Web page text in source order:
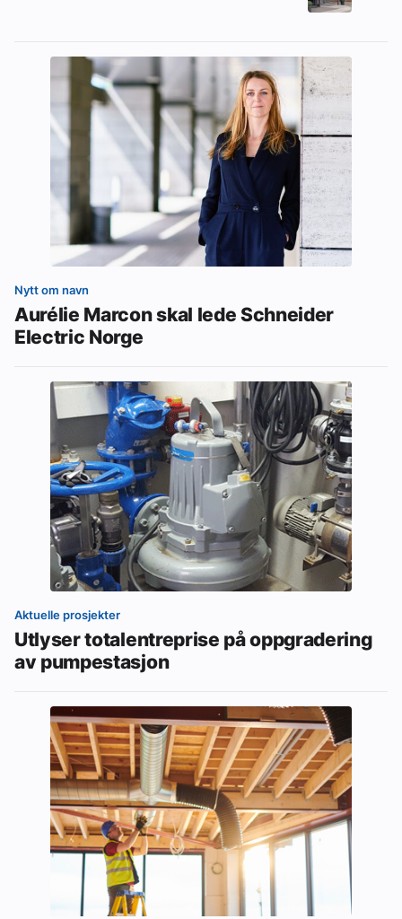
Nytt om navn
Aurélie Marcon skal lede Schneider
Electric Norge
Aktuelle prosjekter
Utlyser totalentreprise på oppgradering
av pumpestasjon